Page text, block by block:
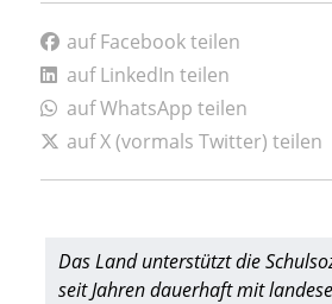
auf Facebook teilen
auf LinkedIn teilen
auf WhatsApp teilen
auf X (vormals Twitter) teilen
Das Land unterstützt die
seit Jahren dauerhaft mit